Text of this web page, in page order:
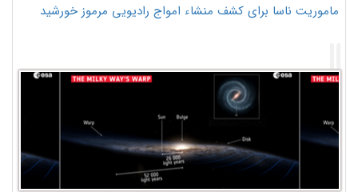
ماموریت ناسا برای کشف منشاء امواج رادیویی مرموز خورشید